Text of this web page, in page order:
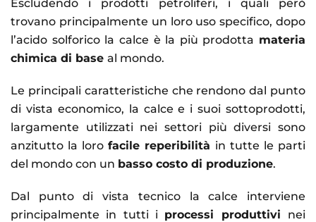
Escludendo i prodotti petroliferi, i quali però
trovano principalmente un loro uso specifico, dopo
l’acido solforico la calce è la più prodotta materia
chimica di base al mondo.
Le principali caratteristiche che rendono dal punto
di vista economico, la calce e i suoi sottoprodotti,
largamente utilizzati nei settori più diversi sono
anzitutto la loro facile reperibilità in tutte le parti
del mondo con un basso costo di produzione.
Dal punto di vista tecnico la calce interviene
principalmente in tutti i processi produttivi nei